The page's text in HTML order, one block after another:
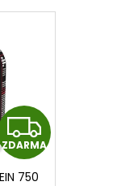
Z
D
ZDARMA
750